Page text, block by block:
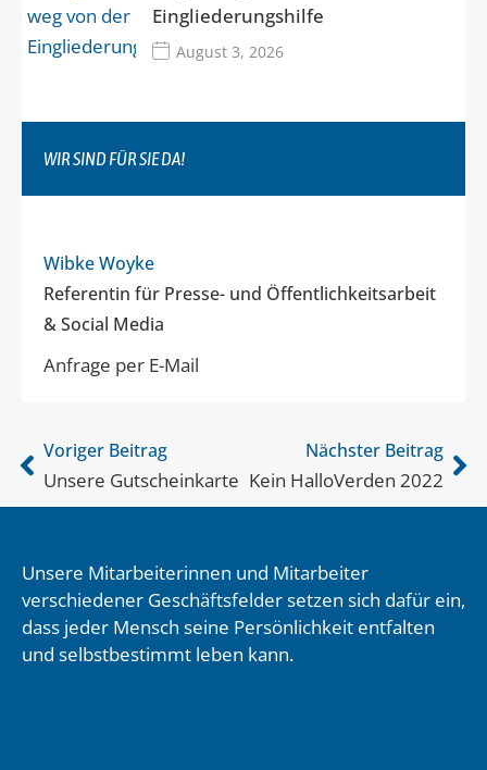
Eingliederungshilfe
August 3, 2026
WIR SIND FÜR SIE DA!
Wibke Woyke
Referentin für Presse- und Öffentlichkeitsarbeit
& Social Media
Anfrage per E-Mail
Voriger Beitrag
Unsere Gutscheinkarte
Nächster Beitrag
Kein HalloVerden 2022
Unsere Mitarbeiterinnen und Mitarbeiter
verschiedener Geschäftsfelder setzen sich dafür ein,
dass jeder Mensch seine Persönlichkeit entfalten
und selbstbestimmt leben kann.